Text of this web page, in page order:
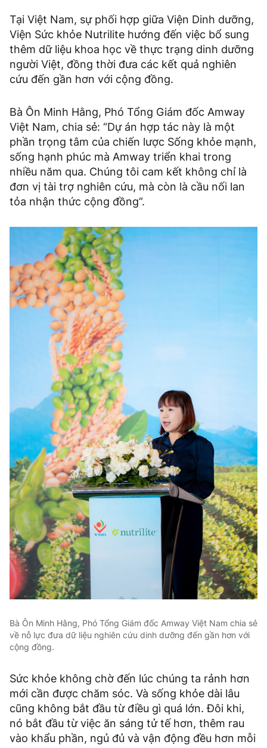
Tại Việt Nam, sự phối hợp giữa Viện Dinh dưỡng,
Viện Sức khỏe Nutrilite hướng đến việc bổ sung
thêm dữ liệu khoa học về thực trạng dinh dưỡng
người Việt, đồng thời đưa các kết quả nghiên
cứu đến gần hơn với cộng đồng.
Bà Ôn Minh Hằng, Phó Tổng Giám đốc Amway
Việt Nam, chia sẻ: “Dự án hợp tác này là một
phần trọng tâm của chiến lược Sống khỏe mạnh,
sống hạnh phúc mà Amway triển khai trong
nhiều năm qua. Chúng tôi cam kết không chỉ là
đơn vị tài trợ nghiên cứu, mà còn là cầu nối lan
tỏa nhận thức cộng đồng”.
Bà Ôn Minh Hằng, Phó Tổng Giám đốc Amway Việt Nam chia sẻ
về nỗ lực đưa dữ liệu nghiên cứu dinh dưỡng đến gần hơn với
cộng đồng.
Sức khỏe không chờ đến lúc chúng ta rảnh hơn
mới cần được chăm sóc. Và sống khỏe dài lâu
cũng không bắt đầu từ điều gì quá lớn. Đôi khi,
nó bắt đầu từ việc ăn sáng tử tế hơn, thêm rau
vào khẩu phần, ngủ đủ và vận động đều hơn mỗi